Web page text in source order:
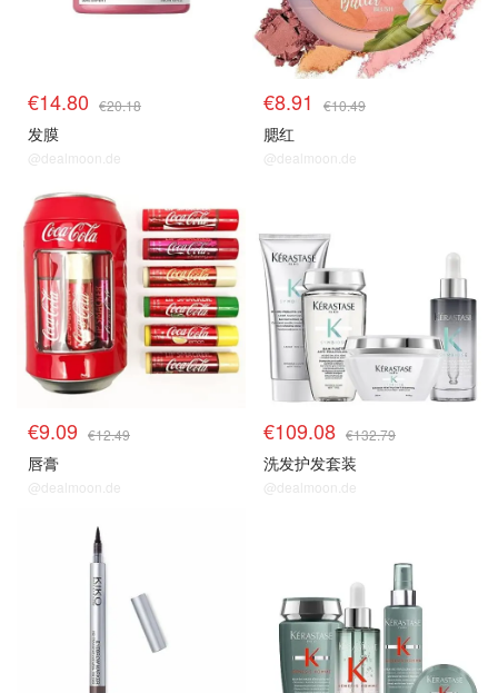
€14.80 €20.18
发膜
@dealmoon.de
€8.91 €10.49
腮红
@dealmoon.de
€9.09 €12.49
唇膏
@dealmoon.de
€109.08 €132.79
洗发护发套装
@dealmoon.de